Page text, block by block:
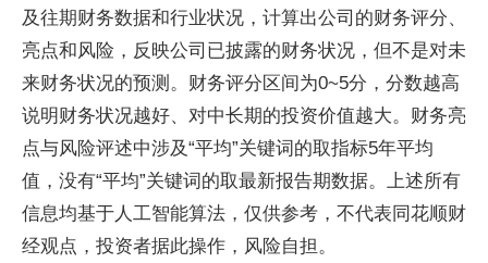
及往期财务数据和行业状况，计算出公司的财务评分、
亮点和风险，反映公司已披露的财务状况，但不是对未
来财务状况的预测。财务评分区间为0~5分，分数越高
说明财务状况越好、对中长期的投资价值越大。财务亮
点与风险评述中涉及“平均”关键词的取指标5年平均
值，没有“平均”关键词的取最新报告期数据。上述所有
信息均基于人工智能算法，仅供参考，不代表同花顺财
经观点，投资者据此操作，风险自担。